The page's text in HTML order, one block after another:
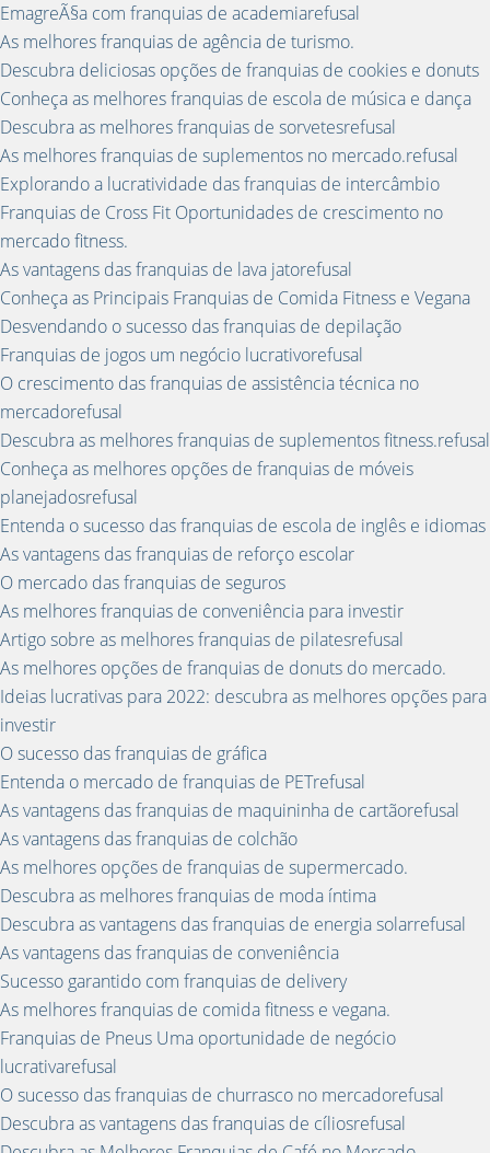
EmagreÃ§a com franquias de academiarefusal
As melhores franquias de agência de turismo.
Descubra deliciosas opções de franquias de cookies e donuts
Conheça as melhores franquias de escola de música e dança
Descubra as melhores franquias de sorvetesrefusal
As melhores franquias de suplementos no mercado.refusal
Explorando a lucratividade das franquias de intercâmbio
Franquias de Cross Fit Oportunidades de crescimento no
mercado fitness.
As vantagens das franquias de lava jatorefusal
Conheça as Principais Franquias de Comida Fitness e Vegana
Desvendando o sucesso das franquias de depilação
Franquias de jogos um negócio lucrativorefusal
O crescimento das franquias de assistência técnica no
mercadorefusal
Descubra as melhores franquias de suplementos fitness.refusal
Conheça as melhores opções de franquias de móveis
planejadosrefusal
Entenda o sucesso das franquias de escola de inglês e idiomas
As vantagens das franquias de reforço escolar
O mercado das franquias de seguros
As melhores franquias de conveniência para investir
Artigo sobre as melhores franquias de pilatesrefusal
As melhores opções de franquias de donuts do mercado.
Ideias lucrativas para 2022: descubra as melhores opções para
investir
O sucesso das franquias de gráfica
Entenda o mercado de franquias de PETrefusal
As vantagens das franquias de maquininha de cartãorefusal
As vantagens das franquias de colchão
As melhores opções de franquias de supermercado.
Descubra as melhores franquias de moda íntima
Descubra as vantagens das franquias de energia solarrefusal
As vantagens das franquias de conveniência
Sucesso garantido com franquias de delivery
As melhores franquias de comida fitness e vegana.
Franquias de Pneus Uma oportunidade de negócio
lucrativarefusal
O sucesso das franquias de churrasco no mercadorefusal
Descubra as vantagens das franquias de cíliosrefusal